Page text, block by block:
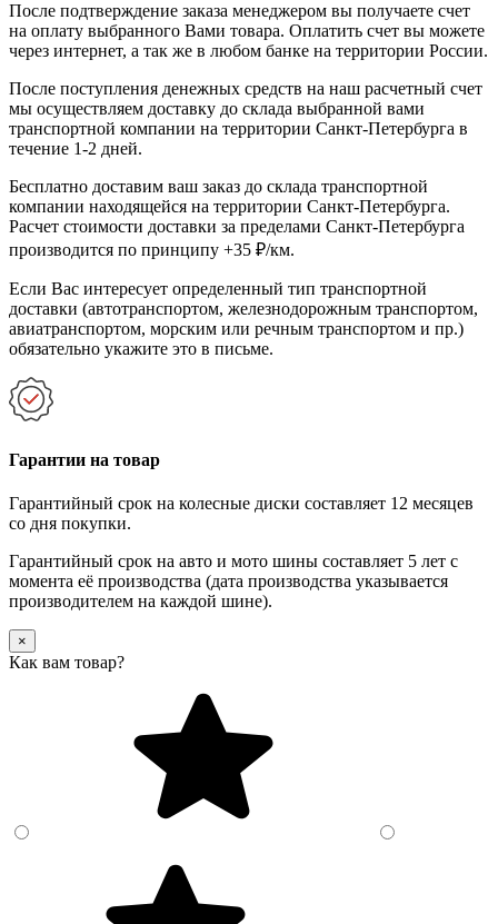
После подтверждение заказа менеджером вы получаете счет
на оплату выбранного Вами товара. Оплатить счет вы можете
через интернет, а так же в любом банке на территории России.
После поступления денежных средств на наш расчетный счет
мы осуществляем доставку до склада выбранной вами
транспортной компании на территории Санкт-Петербурга в
течение 1-2 дней.
Бесплатно доставим ваш заказ до склада транспортной
компании находящейся на территории Санкт-Петербурга.
Расчет стоимости доставки за пределами Санкт-Петербурга
производится по принципу +35 ₽/км.
Если Вас интересует определенный тип транспортной
доставки (автотранспортом, железнодорожным транспортом,
авиатранспортом, морским или речным транспортом и пр.)
обязательно укажите это в письме.
Гарантии на товар
Гарантийный срок на колесные диски составляет 12 месяцев
со дня покупки.
Гарантийный срок на авто и мото шины составляет 5 лет с
момента её производства (дата производства указывается
производителем на каждой шине).
×
Как вам товар?